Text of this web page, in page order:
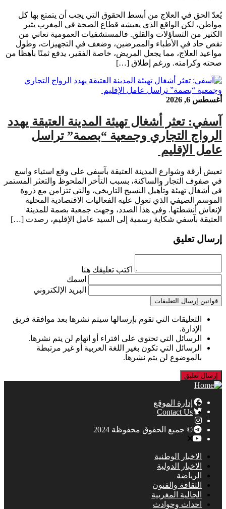
يُعدّ الحق في العلاج من أبسط الحقوق التي يجب أن يتمتع بها كل
مواطن، لكن الواقع الذي يعيشه قطاع الصحة في المغرب يثير
الكثير من التساؤلات والقلق. فالمستشفيات العمومية تعاني من
نقص حاد في الأطباء والممرضين، وضعف في التجهيزات، وطول
مواعيد العلاج، مما يجعل المريض، خاصة الفقير، يدفع ثمنًا باهظًا من
صحته وكرامته. ورغم إطلاق […]
أغسطس 6, 2026
آسفي: تعثر أشغال تهيئة المدينة العتيقة يهدد
الرواج التجاري وجمعية “بصمة” تراسل
عامل الإقليم ​
​تعيش أزقة وشوارع المدينة العتيقة بآسفي على وقع استياء واسع
في صفوف التجار والساكنة، بسبب التأخر الملحوظ والتعثر المستمر
في أشغال تهيئة وتأهيل النسيج التاريخي، والتي تتزامن مع ذروة
الموسم الصيفي الذي تعول عليه الفعاليات الاقتصادية المحلية
لإنعاش أنشطتها. ​وفي هذا الصدد، وجهت جمعية بصمة للمدينة
العتيقة بآسفي شكاية رسمية إلى السيد عامل الإقليم، رصدت […]
إرسال تعليق
اكتب تعليقك هنا
اسمك
البريد الإلكتروني
قوانين إرسال التعليقات
التعليقات التي تقوم بإرسالها سيتم نشرها بعد موافقة فريق
الإدارة.
الرسائل التي تحتوي على افتراء أو اتهام لن يتم نشرها.
الرسائل التي تكون بغير اللغة العربية أو غير مرتبطة
بالموضوع لن يتم نشرها.
إدارة الموقع
Contact Us
© جميع الحقوق محفوظة 2024
الاخبار الوطنية
الاخبار الدولية
الرياضة
الثقافة والفنون
الجالية المغربية
احداث وحوادث